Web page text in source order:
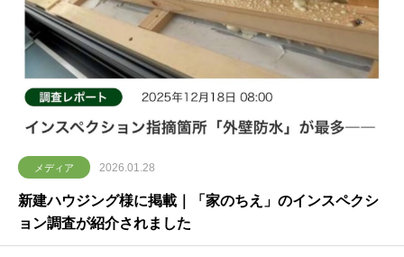
メディア 2026.01.28
新建ハウジング様に掲載｜「家のちえ」のインスペクシ
ョン調査が紹介されました